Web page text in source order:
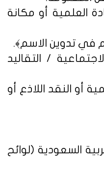
العلمية أو مكانة
/ التقاليد
أو النقد اللاذع أو
السعودية (لوائح